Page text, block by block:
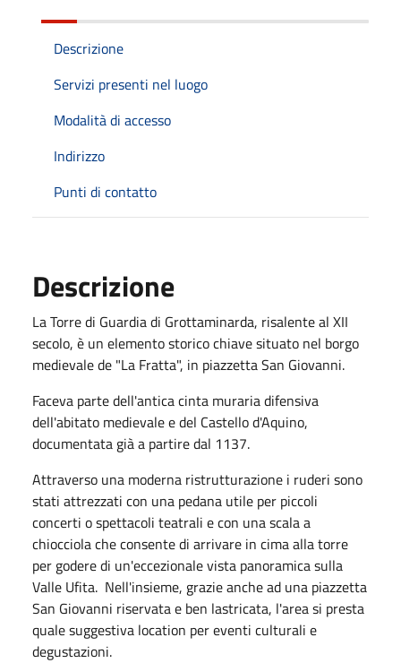
Descrizione
Servizi presenti nel luogo
Modalità di accesso
Indirizzo
Punti di contatto
Descrizione
La Torre di Guardia di Grottaminarda, risalente al XII
secolo, è un elemento storico chiave situato nel borgo
medievale de "La Fratta", in piazzetta San Giovanni.
Faceva partedell'antica cinta muraria difensiva
dell'abitato medievale e del Castello d'Aquino,
documentata già a partire dal 1137.
Attraverso una moderna ristrutturazione i ruderi sono
stati attrezzati con una pedana utile per piccoli
concerti o spettacoli teatrali e con una scala a
chiocciola che consente di arrivare in cima alla torre
per godere di un'eccezionale vista panoramicasulla
Valle Ufita. Nell'insieme, grazie anche ad una piazzetta
San Giovanni riservata e ben lastricata, l'area si presta
quale suggestiva location per eventi culturali e
degustazioni.